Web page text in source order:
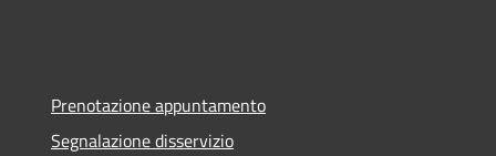
Prenotazione appuntamento
Segnalazione disservizio